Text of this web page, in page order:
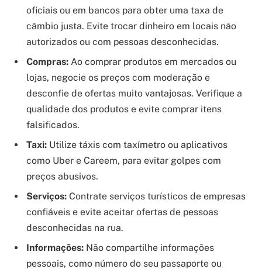
oficiais ou em bancos para obter uma taxa de
câmbio justa. Evite trocar dinheiro em locais não
autorizados ou com pessoas desconhecidas.
Compras: Ao comprar produtos em mercados ou
lojas, negocie os preços com moderação e
desconfie de ofertas muito vantajosas. Verifique a
qualidade dos produtos e evite comprar itens
falsificados.
Taxi: Utilize táxis com taxímetro ou aplicativos
como Uber e Careem, para evitar golpes com
preços abusivos.
Serviços: Contrate serviços turísticos de empresas
confiáveis e evite aceitar ofertas de pessoas
desconhecidas na rua.
Informações: Não compartilhe informações
pessoais, como número do seu passaporte ou